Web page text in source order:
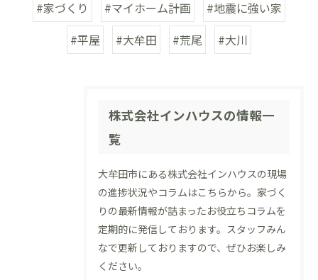
#家づくり
#マイホーム計画
#地震に強い家
#平屋
#大牟田 #荒尾 #大川
株式会社インハウスの情報一
覧
大牟田市にある株式会社インハウスの現場
の進捗状況やコラムはこちらから。家づく
りの最新情報が詰まったお役立ちコラムを
定期的に発信しております。スタッフみん
なで更新しておりますので、ぜひお楽しみ
ください。